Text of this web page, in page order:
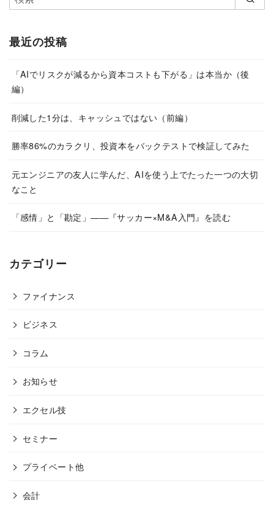
最近の投稿
「AIでリスクが減るから資本コストも下がる」は本当か（後
編）
削減した1分は、キャッシュではない（前編）
勝率86%のカラクリ、投資本をバックテストで検証してみた
元エンジニアの友人に学んだ、AIを使う上でたった一つの大切
なこと
「感情」と「勘定」——『サッカー×M&A入門』を読む
カテゴリー
ファイナンス
ビジネス
コラム
お知らせ
エクセル技
セミナー
プライベート他
会計